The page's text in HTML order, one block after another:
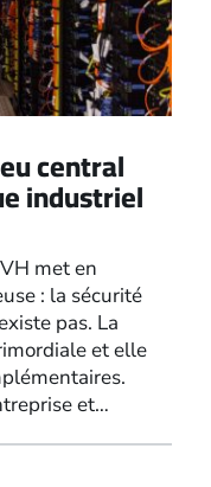
central
industriel
met en
: la sécurité
pas. La
et elle
et…